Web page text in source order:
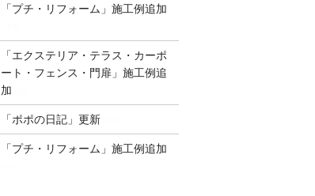
「プチ・リフォーム」施工例追加
「エクステリア・テラス・カーポ
ート・フェンス・門扉」施工例追
加
「ポポの日記」更新NEW
「プチ・リフォーム」施工例追加